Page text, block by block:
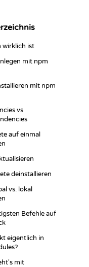
wirklich ist
mit npm
mit npm
vs
auf einmal
deinstallieren
vs. lokal
Befehle auf
eigentlich in
mit